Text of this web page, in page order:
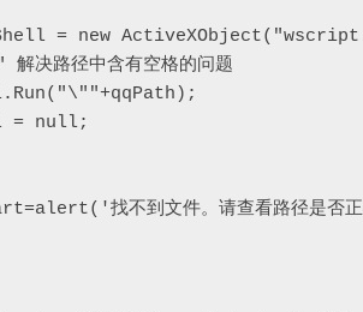
= new
决路径中含有空格的问题
= null;
找不到文件。请查看路径是否